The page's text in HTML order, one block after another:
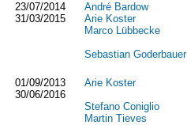
23/07/2014
31/03/2015
André Bardow
Arie Koster
Marco Lübbecke
Sebastian Goderbauer
01/09/2013
30/06/2016
Arie Koster
Stefano Coniglio
Martin Tieves